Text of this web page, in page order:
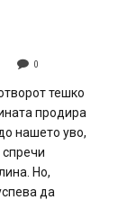
0
тешко
продира
нашето уво,
спречи
Но,
да